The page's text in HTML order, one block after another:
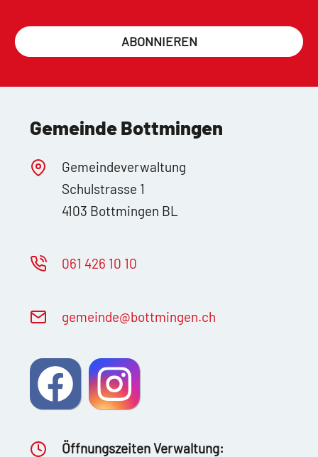
ABONNIEREN
Gemeinde Bottmingen
Gemeindeverwaltung
Schulstrasse 1
4103 Bottmingen BL
061 426 10 10
g m nd b ttm ng n ch
Öffnungszeiten Verwaltung: